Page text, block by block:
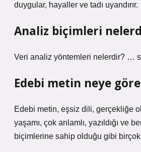
duygular, hayaller ve tadı uyandırır.
Analiz biçimleri
Veri analiz yöntemleri nelerdir? …
Edebi metin neye
Edebi metin, eşsiz dili, gerçekliğe
yaşamı, çok anlamlı, yazıldığı ve
biçimlerine sahip olduğu gibi